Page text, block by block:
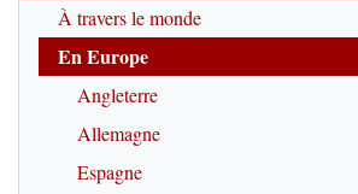
À travers le monde
En Europe
Angleterre
Allemagne
Espagne